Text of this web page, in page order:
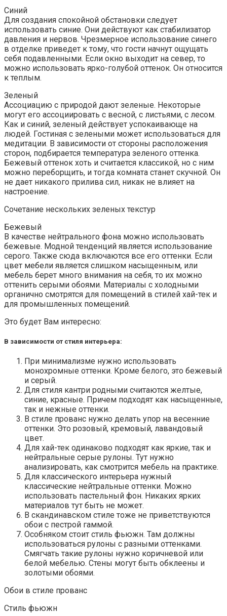
Синий
Для создания спокойной обстановки следует
использовать синие. Они действуют как стабилизатор
давления и нервов. Чрезмерное использование синего
в отделке приведет к тому, что гости начнут ощущать
себя подавленными. Если окно выходит на север, то
можно использовать ярко-голубой оттенок. Он относится
к теплым.
Зеленый
Ассоциацию с природой дают зеленые. Некоторые
могут его ассоциировать с весной, с листьями, с лесом.
Как и синий, зеленый действует успокаивающе на
людей. Гостиная с зелеными может использоваться для
медитации. В зависимости от стороны расположения
сторон, подбирается температура зеленого оттенка.
Бежевый оттенок хоть и считается классикой, но с ним
можно переборщить, и тогда комната станет скучной. Он
не дает никакого прилива сил, никак не влияет на
настроение.
Сочетание нескольких зеленых текстур
Бежевый
В качестве нейтрального фона можно использовать
бежевые. Модной тенденций является использование
серого. Также сюда включаются все его оттенки. Если
цвет мебели является слишком насыщенным, или
мебель берет много внимания на себя, то их можно
оттенить серыми обоями. Материалы с холодными
органично смотрятся для помещений в стилей хай-тек и
для промышленных помещений.
Это будет Вам интересно:
В зависимости от стиля интерьера:
При минимализме нужно использовать
монохромные оттенки. Кроме белого, это бежевый
и серый.
Для стиля кантри родными считаются желтые,
синие, красные. Причем подходят как насыщенные,
так и нежные оттенки.
В стиле прованс нужно делать упор на весенние
оттенки. Это розовый, кремовый, лавандовый
цвет.
Для хай-тек одинаково подходят как яркие, так и
нейтральные серые рулоны. Тут нужно
анализировать, как смотрится мебель на практике.
Для классического интерьера нужный
классические нейтральные оттенки. Можно
использовать пастельный фон. Никаких ярких
материалов тут быть не может.
В скандинавском стиле тоже не приветствуются
обои с пестрой гаммой.
Особняком стоит стиль фьюжн. Там должны
использоваться рулоны с разными оттенками.
Смягчать такие рулоны нужно коричневой или
белой мебелью. Стены могут быть обклеены и
золотыми обоями.
Обои в стиле прованс
Стиль фьюжн